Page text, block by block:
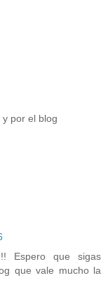
por el blog
Espero que sigas
que vale mucho la